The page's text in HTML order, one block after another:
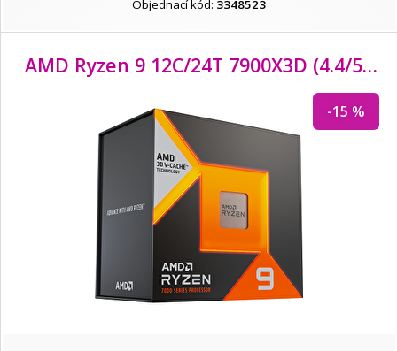
Objednací kód: 3348523
AMD Ryzen 9 12C/24T 7900X3D (4.4/5.6GHz,
-15 %